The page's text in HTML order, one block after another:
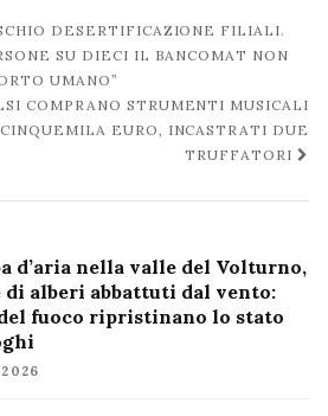
DESERTIFICAZIONE FILIALI.
SU DIECI IL BANCOMAT NON
UMANO”
COMPRANO STRUMENTI MUSICALI
EURO, INCASTRATI DUE
TRUFFATORI
d’aria nella valle del Volturno,
di alberi abbattuti dal vento:
fuoco ripristinano lo stato